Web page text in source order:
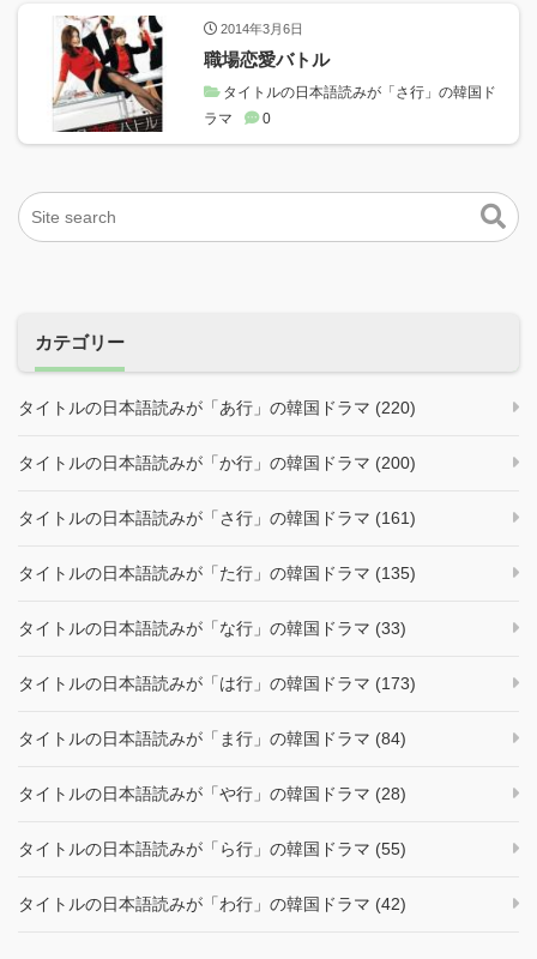
2014年3月6日
職場恋愛バトル
タイトルの日本語読みが「さ行」の韓国ド
ラマ
0
カテゴリー
タイトルの日本語読みが「あ行」の韓国ドラマ (220)
タイトルの日本語読みが「か行」の韓国ドラマ (200)
タイトルの日本語読みが「さ行」の韓国ドラマ (161)
タイトルの日本語読みが「た行」の韓国ドラマ (135)
タイトルの日本語読みが「な行」の韓国ドラマ (33)
タイトルの日本語読みが「は行」の韓国ドラマ (173)
タイトルの日本語読みが「ま行」の韓国ドラマ (84)
タイトルの日本語読みが「や行」の韓国ドラマ (28)
タイトルの日本語読みが「ら行」の韓国ドラマ (55)
タイトルの日本語読みが「わ行」の韓国ドラマ (42)